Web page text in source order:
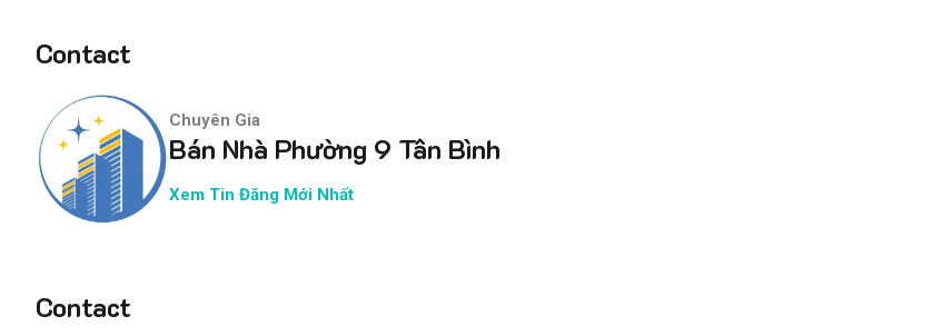
Contact
Chuyên Gia
Bán Nhà Phường 9 Tân Bình
Xem Tin Đăng Mới Nhất
Contact